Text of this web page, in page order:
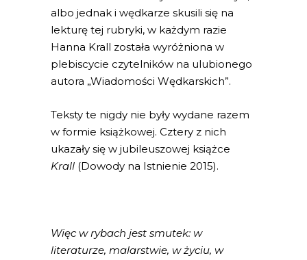
albo jednak i wędkarze skusili się na
lekturę tej rubryki, w każdym razie
Hanna Krall została wyróżniona w
plebiscycie czytelników na ulubionego
autora „Wiadomości Wędkarskich”.
Teksty te nigdy nie były wydane razem
w formie książkowej. Cztery z nich
ukazały się w jubileuszowej książce
Krall (Dowody na Istnienie 2015).
Więc w rybach jest smutek: w
literaturze, malarstwie, w życiu, w